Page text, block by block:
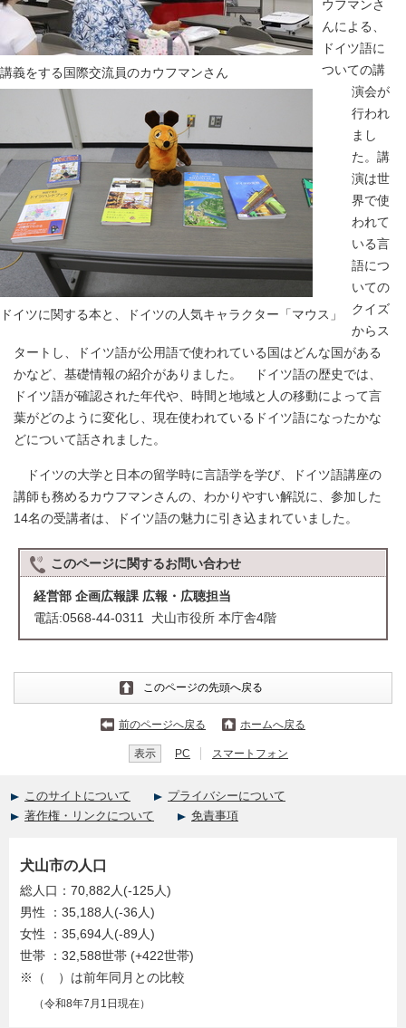
講義をする国際交流員のカウフマンさん
ドイツに関する本と、ドイツの人気キャラクター「マウス」
ウフマンさ
んによる、
ドイツ語に
ついての講
演会が
行われ
まし
た。講
演は世
界で使
われて
いる言
語につ
いての
クイズ
からス
タートし、ドイツ語が公用語で使われている国はどんな国がある
かなど、基礎情報の紹介がありました。 ドイツ語の歴史では、
ドイツ語が確認された年代や、時間と地域と人の移動によって言
葉がどのように変化し、現在使われているドイツ語になったかな
どについて話されました。
ドイツの大学と日本の留学時に言語学を学び、ドイツ語講座の
講師も務めるカウフマンさんの、わかりやすい解説に、参加した
14名の受講者は、ドイツ語の魅力に引き込まれていました。
このページに関するお問い合わせ
経営部 企画広報課 広報・広聴担当
電話:0568-44-0311 犬山市役所 本庁舎4階
このページの先頭へ戻る
前のページへ戻る ホームへ戻る
表示 PC スマートフォン
このサイトについて
プライバシーについて
著作権・リンクについて
免責事項
犬山市の人口
総人口：70,882人(-125人)
男性 ：35,188人(-36人)
女性 ：35,694人(-89人)
世帯 ：32,588世帯 (+422世帯)
※（ ）は前年同月との比較
（令和8年7月1日現在）